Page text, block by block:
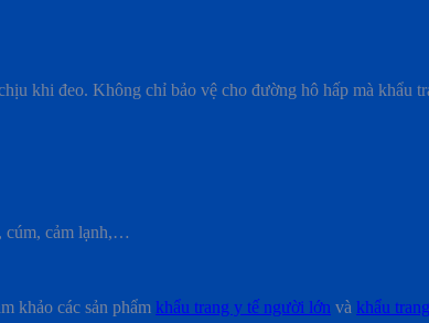
khi đeo. Không chỉ bảo vệ cho đường hô hấp mà khẩu
cúm, cảm lạnh,…
khảo các sản phẩm khẩu trang y tế người lớn và khẩu